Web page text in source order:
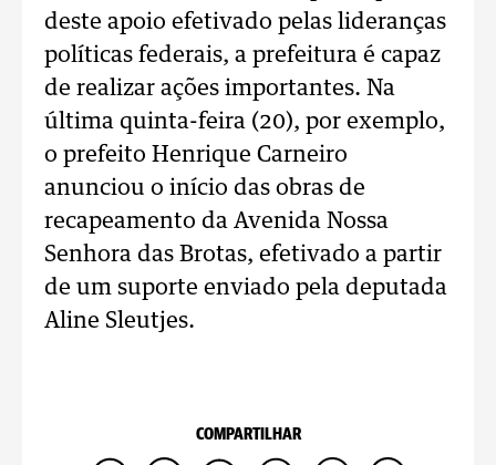
deste apoio efetivado pelas lideranças
políticas federais, a prefeitura é capaz
de realizar ações importantes. Na
última quinta-feira (20), por exemplo,
o prefeito Henrique Carneiro
anunciou o início das obras de
recapeamento da Avenida Nossa
Senhora das Brotas, efetivado a partir
de um suporte enviado pela deputada
Aline Sleutjes.
COMPARTILHAR